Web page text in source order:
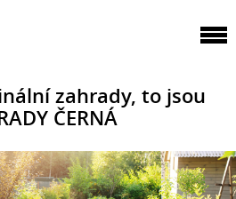
zahrady, to jsou
ČERNÁ